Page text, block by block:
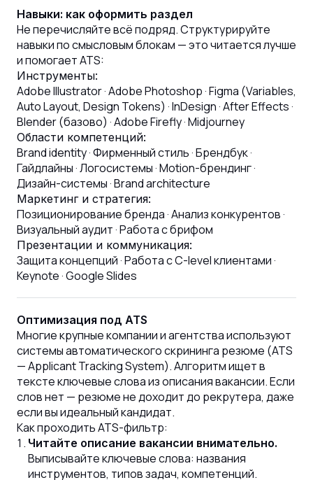
Навыки: как оформить раздел
Не перечисляйте всё подряд. Структурируйте
навыки по смысловым блокам — это читается лучше
и помогает ATS:
Инструменты:
Adobe Illustrator · Adobe Photoshop · Figma (Variables,
Auto Layout, Design Tokens) · InDesign · After Effects ·
Blender (базово) · Adobe Firefly · Midjourney
Области компетенций:
Brand identity · Фирменный стиль · Брендбук ·
Гайдлайны · Логосистемы · Motion-брендинг ·
Дизайн-системы · Brand architecture
Маркетинг и стратегия:
Позиционирование бренда · Анализ конкурентов ·
Визуальный аудит · Работа с брифом
Презентации и коммуникация:
Защита концепций · Работа с C-level клиентами ·
Keynote · Google Slides
Оптимизация под ATS
Многие крупные компании и агентства используют
системы автоматического скрининга резюме (ATS
— Applicant Tracking System). Алгоритм ищет в
тексте ключевые слова из описания вакансии. Если
слов нет — резюме не доходит до рекрутера, даже
если вы идеальный кандидат.
Как проходить ATS-фильтр:
Читайте описание вакансии внимательно.
Выписывайте ключевые слова: названия
инструментов, типов задач, компетенций.